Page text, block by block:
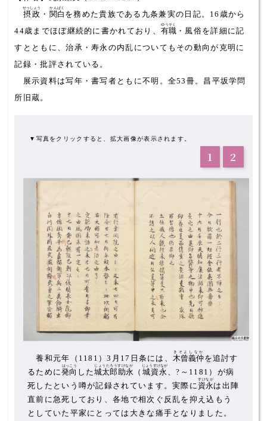
摂政
せっしょう
・ 関白
かんぱく
を務めた貴族である九条兼実の日記。16歳から
44歳までほぼ継続的に書かれており、 有職
ゆうそく
・風俗を詳細に記
すとともに、治承・寿永の内乱についてもその動向が克明に
記録・批評されている。
展示資料は写年・書写者ともに不明。全53冊。昌平坂学問
所旧蔵。
▼写真をクリックすると、拡大画像が表示されます。
1 2
養和元年（1181）3月17日条には、 木曾義仲
きそよしなか
を追討す
るために発向
はっこう
した城太郎助永
じょうたろうすけなが
（ 城資永
じょうすけなが
、?～1181）が病
死したという噂が記録されています。実際に 資永
すけなが
は出陣
直前に急死しており、各地で相次ぐ反乱を抑え込もう
としていた平家にとっては大きな痛手となりました。